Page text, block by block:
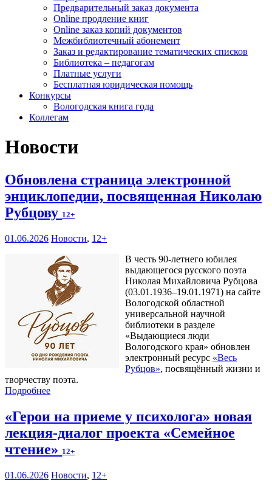
Предварительный заказ документа
Online продление книг
Online заказ копий документов
Межбиблиотечный абонемент
Заказ и редактирование тематических списков
Библиотека – педагогам
Платные услуги
Бесплатная юридическая помощь
Конкурсы
Вологодская книга года
Коллегам
Новости
Обновлена страница электронной
энциклопедии, посвященная Николаю
Рубцову 12+
01.06.2026 Новости, 12+
В честь 90-летнего юбилея
выдающегося русского поэта
Николая Михайловича Рубцова
(03.01.1936–19.01.1971) на сайте
Вологодской областной
универсальной научной
библиотеки в разделе
«Выдающиеся люди
Вологодского края» обновлен
электронный ресурс «Весь
Рубцов», посвящённый жизни и
творчеству поэта.
Подробнее
«Герои на приеме у психолога» новая
лекция-диалог проекта «Семейное
чтение» 12+
01.06.2026 Новости, 12+